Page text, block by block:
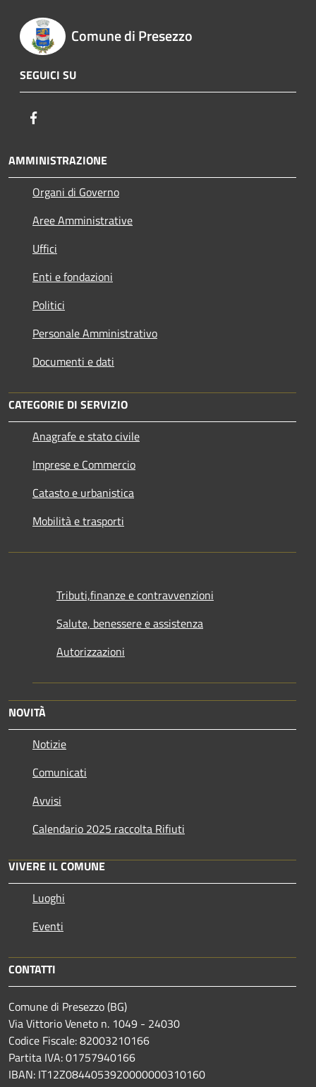
Comune di Presezzo
SEGUICI SU
AMMINISTRAZIONE
Organi di Governo
Aree Amministrative
Uffici
Enti e fondazioni
Politici
Personale Amministrativo
Documenti e dati
CATEGORIE DI SERVIZIO
Anagrafe e stato civile
Imprese e Commercio
Catasto e urbanistica
Mobilità e trasporti
Tributi,finanze e contravvenzioni
Salute, benessere e assistenza
Autorizzazioni
NOVITÀ
Notizie
Comunicati
Avvisi
Calendario 2025 raccolta Rifiuti
VIVERE IL COMUNE
Luoghi
Eventi
CONTATTI
Comune di Presezzo (BG)
Via Vittorio Veneto n. 1049 - 24030
Codice Fiscale: 82003210166
Partita IVA: 01757940166
IBAN: IT12Z0844053920000000310160